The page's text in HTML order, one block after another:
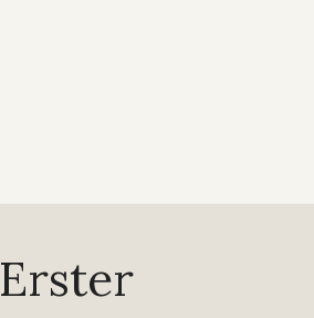
Erster